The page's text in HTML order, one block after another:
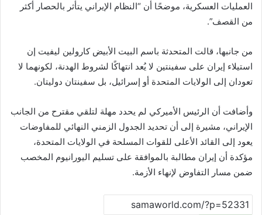
العمليات العسكرية، موضحًا أن “النظام الإيراني يتأثر بالحصار أكثر
من القصف”.
من جانبها، قالت المتحدثة باسم البيت الأبيضكارولين ليفيت إن
استيلاء إيران على سفينتين لا يُعد انتهاكًا لشروط الهدنة، لكونهما لا
تعودان إلى الولايات المتحدة أو إسرائيل، بل سفينتان دوليتان.
وأضافت أن الرئيس الأميركي لم يحدد مهلة لتلقي مقترح من الجانب
الإيراني، مشيرة إلى أن تحديد الجدول الزمني النهائي للمفاوضات
يعود إلى القائد الأعلى للقوات المسلحة في الولايات المتحدة،
مؤكدة أن إيران مطالبة بالموافقة على تسليم اليورانيوم المخصب
ضمن مسار التفاوض لإنهاء الأزمة.